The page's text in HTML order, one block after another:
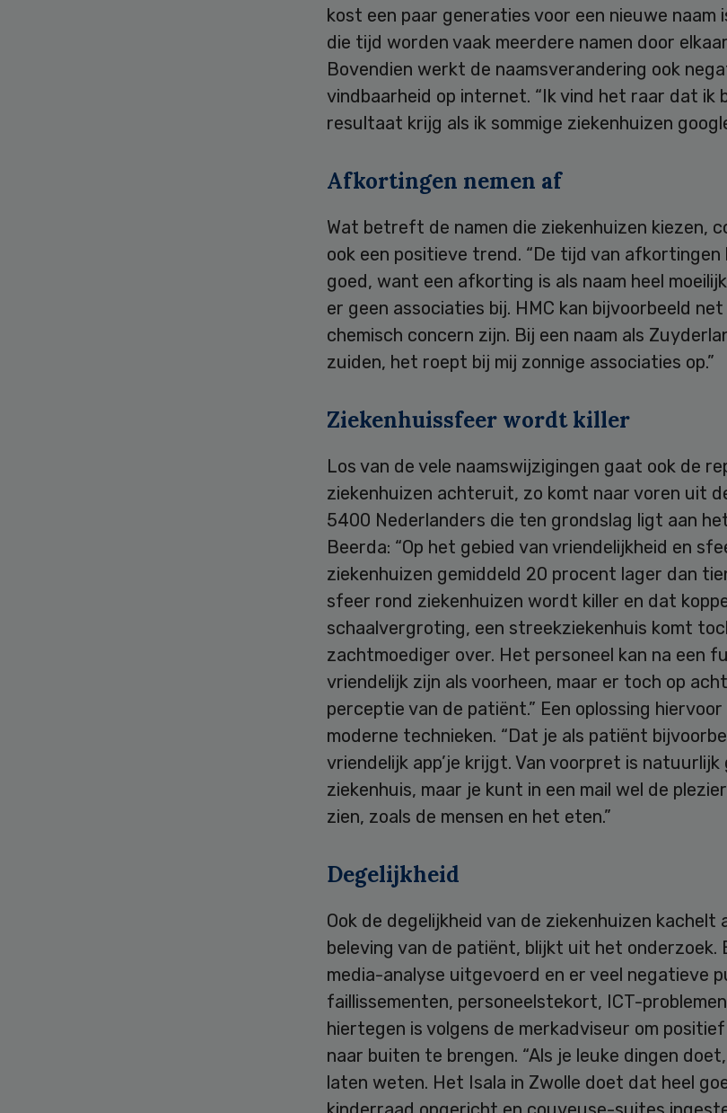
kost een paar generaties voor een nieuwe
die tijd worden vaak meerdere namen door
Bovendien werkt de naamsverandering ook
vindbaarheid op internet. “Ik vind het raar dat ik
resultaat krijg als ik sommige ziekenhuizen
Afkortingen nemen af
Wat betreft de namen die ziekenhuizen kiezen,
ook een positieve trend. “De tijd van afkortingen
goed, want een afkorting is als naam heel
er geen associaties bij. HMC kan bijvoorbeeld
chemisch concern zijn. Bij een naam als
zuiden, het roept bij mij zonnige associaties op.”
Ziekenhuissfeer wordt killer
Los van de vele naamswijzigingen gaat ook de
ziekenhuizen achteruit, zo komt naar voren uit
5400 Nederlanders die ten grondslag ligt aan
Beerda: “Op het gebied van vriendelijkheid en
ziekenhuizen gemiddeld 20 procent lager dan
sfeer rond ziekenhuizen wordt killer en dat
schaalvergroting, een streekziekenhuis komt
zachtmoediger over. Het personeel kan na een
vriendelijk zijn als voorheen, maar er toch op
perceptie van de patiënt.” Een oplossing hiervoor
moderne technieken. “Dat je als patiënt
vriendelijk app’je krijgt. Van voorpret is natuurlijk
ziekenhuis, maar je kunt in een mail wel de
zien, zoals de mensen en het eten.”
Degelijkheid
Ook de degelijkheid van de ziekenhuizen
beleving van de patiënt, blijkt uit het onderzoek.
media-analyse uitgevoerd en er veel negatieve
faillissementen, personeelstekort, ICT-
hiertegen is volgens de merkadviseur om
naar buiten te brengen. “Als je leuke dingen
laten weten. Het Isala in Zwolle doet dat heel